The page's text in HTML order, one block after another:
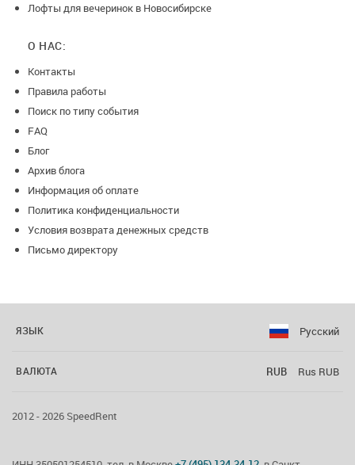
Лофты для вечеринок в Новосибирске
О НАС:
Контакты
Правила работы
Поиск по типу события
FAQ
Блог
Архив блога
Информация об оплате
Политика конфиденциальности
Условия возврата денежных средств
Письмо директору
ЯЗЫК Русский
ВАЛЮТА RUB Rus RUB
2012 - 2026 SpeedRent